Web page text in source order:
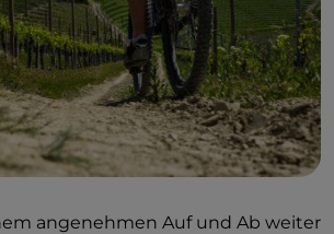
angenehmen Auf und Ab weiter